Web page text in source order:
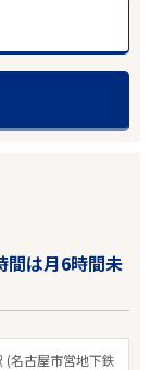
間は月6時間未
(名古屋市営地下鉄